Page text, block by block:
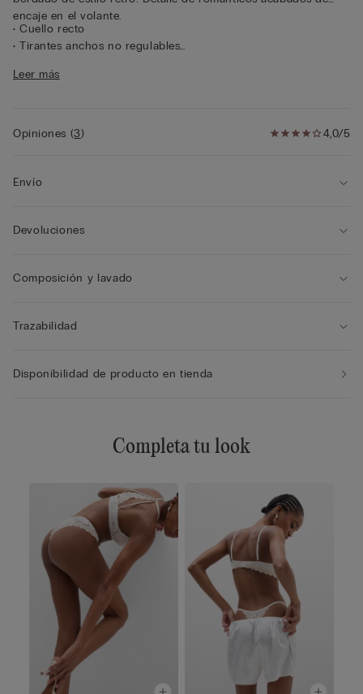
encaje en el volante.
• Cuello recto
• Tirantes anchos no regulables
• La modelo mide 175 cm y lleva la talla S
Leer más
4,0/5
Opiniones (3)
Envío
Devoluciones
Composición y lavado
Trazabilidad
Disponibilidad de producto en tienda
Completa tu look